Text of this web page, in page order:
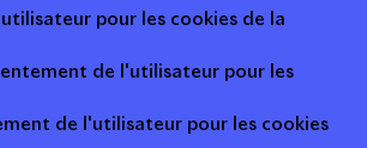
pour les cookies de la
de l'utilisateur pour les
de l'utilisateur pour les cookies